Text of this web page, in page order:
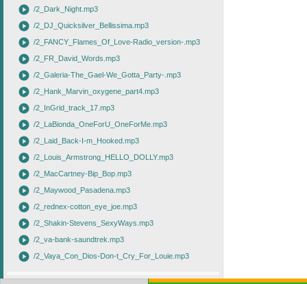
play_circle /2_Dark_Night.mp3
play_circle /2_DJ_Quicksilver_Bellissima.mp3
play_circle /2_FANCY_Flames_Of_Love-Radio_version-.mp3
play_circle /2_FR_David_Words.mp3
play_circle /2_Galeria-The_Gael-We_Gotta_Party-.mp3
play_circle /2_Hank_Marvin_oxygene_part4.mp3
play_circle /2_InGrid_track_17.mp3
play_circle /2_LaBionda_OneForU_OneForMe.mp3
play_circle /2_Laid_Back-I-m_Hooked.mp3
play_circle /2_Louis_Armstrong_HELLO_DOLLY.mp3
play_circle /2_MacCartney-Bip_Bop.mp3
play_circle /2_Maywood_Pasadena.mp3
play_circle /2_rednex-cotton_eye_joe.mp3
play_circle /2_Shakin-Stevens_SexyWays.mp3
play_circle /2_va-bank-saundtrek.mp3
play_circle /2_Vaya_Con_Dios-Don-t_Cry_For_Louie.mp3